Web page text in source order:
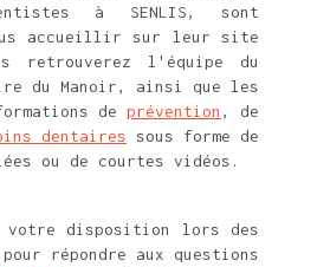
à SENLIS, sont
accueillir sur leur site
retrouverez l'équipe du
du Manoir, ainsi que les
de prévention , de
dentaires sous forme de
ou de courtes vidéos.
à votre disposition lors des
répondre aux questions